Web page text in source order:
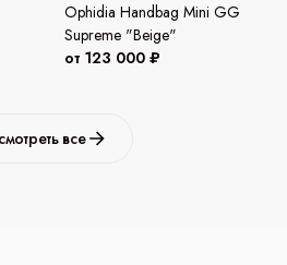
Ophidia Handbag Mini GG
Supreme "Beige"
от 123 000 ₽
все